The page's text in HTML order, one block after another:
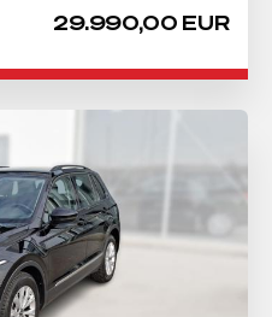
29.990,00 EUR